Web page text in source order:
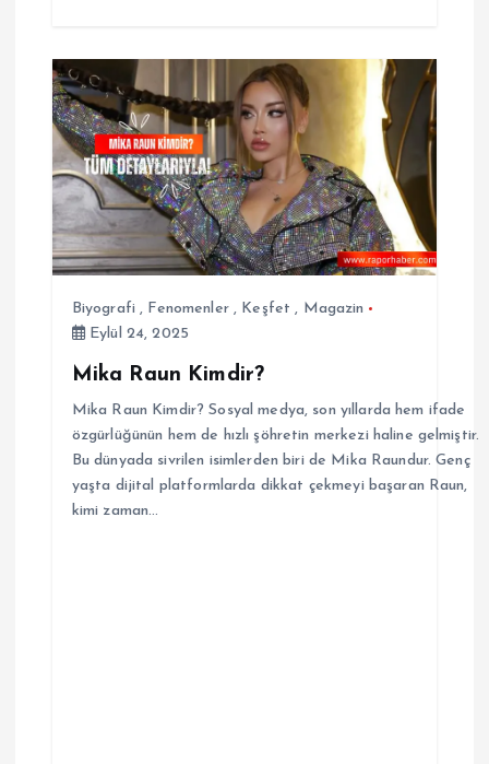
Biyografi , Fenomenler, Keşfet , Magazin
Eylül 24, 2025
Mika Raun Kimdir?
Mika Raun Kimdir? Sosyal medya, son yıllarda hem ifade
özgürlüğünün hem de hızlı şöhretin merkezi haline gelmiştir.
Bu dünyada sivrilen isimlerden biri de Mika Raundur. Genç
yaşta dijital platformlarda dikkat çekmeyi başaran Raun,
kimi zaman…